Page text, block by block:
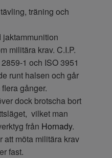
träning och
jaktammunition
militära krav. C.I.P.
1 och ISO 3951
runt halsen och går
gånger.
dock brotscha bort
vilket man
från Hornady.
att möta militära krav
fast.